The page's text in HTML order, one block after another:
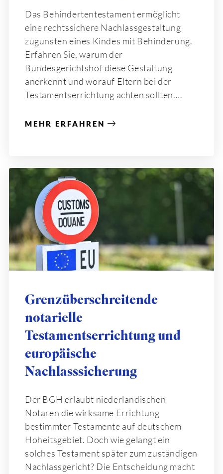
Das Behindertentestament ermöglicht
eine rechtssichere Nachlassgestaltung
zugunsten eines Kindes mit Behinderung.
Erfahren Sie, warum der
Bundesgerichtshof diese Gestaltung
anerkennt und worauf Eltern bei der
Testamentserrichtung achten sollten.
MEHR ERFAHREN
Grenzüberschreitende
notarielle
Testamentserrichtung und
europäische
Nachlasssicherung
Der BGH erlaubt niederländischen
Notaren die wirksame Errichtung
bestimmter Testamente auf deutschem
Hoheitsgebiet. Doch wie gelangt ein
solches Testament später zum zuständigen
Nachlassgericht? Die Entscheidung macht